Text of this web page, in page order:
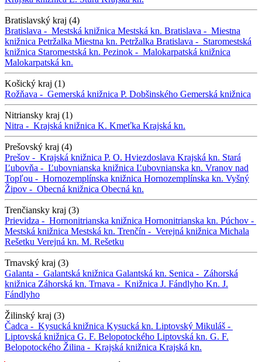
Bratislavský kraj (4)
Bratislava - Mestská knižnica Mestská kn. Bratislava - Miestna
knižnica Petržalka Miestna kn. Petržalka Bratislava - Staromestská
knižnica Staromestská kn. Pezinok - Malokarpatská knižnica
Malokarpatská kn.
Košický kraj (1)
Rožňava - Gemerská knižnica P. Dobšinského Gemerská knižnica
Nitriansky kraj (1)
Nitra - Krajská knižnica K. Kmeťka Krajská kn.
Prešovský kraj (4)
Prešov - Krajská knižnica P. O. Hviezdoslava Krajská kn. Stará
Ľubovňa - Ľubovnianska knižnica Ľubovnianska kn. Vranov nad
Topľou - Hornozemplínska knižnica Hornozemplínska kn. Vyšný
Žipov - Obecná knižnica Obecná kn.
Trenčiansky kraj (3)
Prievidza - Hornonitrianska knižnica Hornonitrianska kn. Púchov -
Mestská knižnica Mestská kn. Trenčín - Verejná knižnica Michala
Rešetku Verejná kn. M. Rešetku
Trnavský kraj (3)
Galanta - Galantská knižnica Galantská kn. Senica - Záhorská
knižnica Záhorská kn. Trnava - Knižnica J. Fándlyho Kn. J.
Fándlyho
Žilinský kraj (3)
Čadca - Kysucká knižnica Kysucká kn. Liptovský Mikuláš -
Liptovská knižnica G. F. Belopotockého Liptovská kn. G. F.
Belopotockého Žilina - Krajská knižnica Krajská kn.